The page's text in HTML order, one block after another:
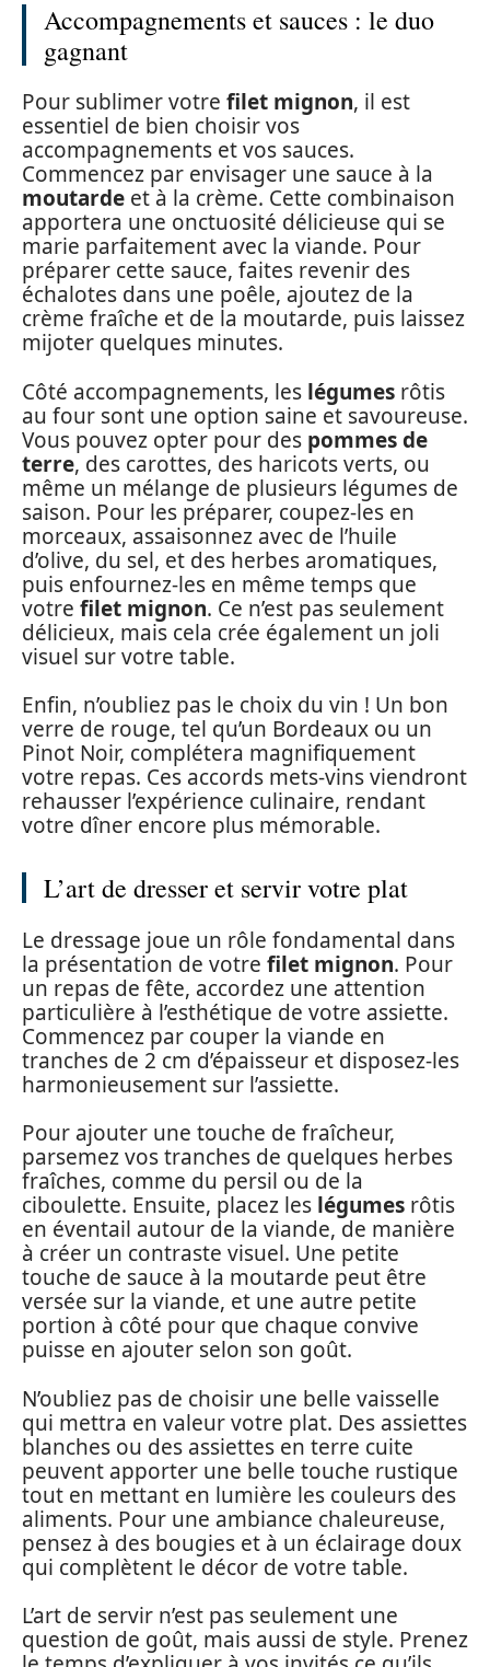
Accompagnements et sauces : le duo
gagnant
Pour sublimer votre filet mignon, il est
essentiel de bien choisir vos
accompagnements et vos sauces.
Commencez par envisager une sauce à la
moutarde et à la crème. Cette combinaison
apportera une onctuosité délicieuse qui se
marie parfaitement avec la viande. Pour
préparer cette sauce, faites revenir des
échalotes dans une poêle, ajoutez de la
crème fraîche et de la moutarde, puis laissez
mijoter quelques minutes.
Côté accompagnements, les légumes rôtis
au four sont une option saine et savoureuse.
Vous pouvez opter pour des pommes de
terre, des carottes, des haricots verts, ou
même un mélange de plusieurs légumes de
saison. Pour les préparer, coupez-les en
morceaux, assaisonnez avec de l’huile
d’olive, du sel, et des herbes aromatiques,
puis enfournez-les en même temps que
votre filet mignon. Ce n’est pas seulement
délicieux, mais cela crée également un joli
visuel sur votre table.
Enfin, n’oubliez pas le choix du vin ! Un bon
verre de rouge, tel qu’un Bordeaux ou un
Pinot Noir, complétera magnifiquement
votre repas. Ces accords mets-vins viendront
rehausser l’expérience culinaire, rendant
votre dîner encore plus mémorable.
L’art de dresser et servir votre plat
Le dressage joue un rôle fondamental dans
la présentation de votre filet mignon. Pour
un repas de fête, accordez une attention
particulière à l’esthétique de votre assiette.
Commencez par couper la viande en
tranches de 2 cm d’épaisseur et disposez-les
harmonieusement sur l’assiette.
Pour ajouter une touche de fraîcheur,
parsemez vos tranches de quelques herbes
fraîches, comme du persil ou de la
ciboulette. Ensuite, placez les légumes rôtis
en éventail autour de la viande, de manière
à créer un contraste visuel. Une petite
touche de sauce à la moutarde peut être
versée sur la viande, et une autre petite
portion à côté pour que chaque convive
puisse en ajouter selon son goût.
N’oubliez pas de choisir une belle vaisselle
qui mettra en valeur votre plat. Des assiettes
blanches ou des assiettes en terre cuite
peuvent apporter une belle touche rustique
tout en mettant en lumière les couleurs des
aliments. Pour une ambiance chaleureuse,
pensez à des bougies et à un éclairage doux
qui complètent le décor de votre table.
L’art de servir n’est pas seulement une
question de goût, mais aussi de style. Prenez